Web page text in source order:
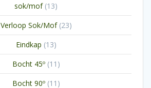
sok/mof 1313
producten
Verloop Sok/Mof 2323
producten
Eindkap 1313
producten
Bocht 45º 11 11
producten
Bocht 90º 11 11